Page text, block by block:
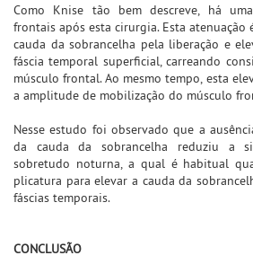
Como Knise tão bem descreve, há
frontais após esta cirurgia. Esta atenuação
cauda da sobrancelha pela liberação e
fáscia temporal superficial, carreando
músculo frontal. Ao mesmo tempo, esta
a amplitude de mobilização do músculo
Nesse estudo foi observado que a
da cauda da sobrancelha reduziu a
sobretudo noturna, a qual é habitual
plicatura para elevar a cauda da
fáscias temporais.
CONCLUSÃO